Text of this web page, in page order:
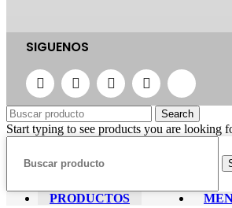
SIGUENOS
Search
Start typing to see products you are looking
PRODUCTOS